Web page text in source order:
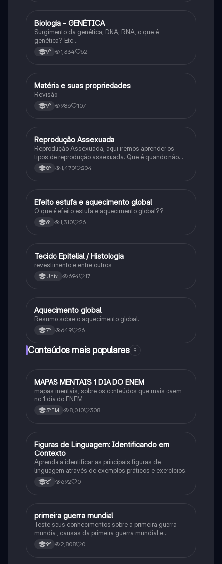
Ciência
Biologia - GENÉTICA
Surgimento da genética, DNA, RNA, o que é
genética? Etc…
9° 1,334 52
Ciência
Matéria e suas propriedades
Revisão
9° 986 107
Ciência
Reprodução Assexuada
Reprodução Assexuada, aqui iremos aprender os
tipos de reprodução assexuada. Que é quando não
ocorre a fusão de gametas.
8° 1,470 204
Ciência
Efeito estufa e aquecimento global
O que é efeito estufa e aquecimento global??
6° 1,310 26
Ciência
Tecido Epitelial / Histologia
revestimento e entre outros
Univ. 694 17
Ciência
Aquecimento global
Resumo sobre o aquecimento global.
7° 649 26
Conteúdos mais populares 9
Português
MAPAS MENTAIS 1 DIA DO ENEM
mapas mentais, sobre os conteúdos que mais caem
no 1 dia do ENEM
3°EM 8,010 308
FPortuguês
Figuras de Linguagem: Identificando em
Contexto
Aprenda a identificar as principais figuras de
linguagem através de exemplos práticos e exercícios.
8° 692 0
História
primeira guerra mundial
Teste seus conhecimentos sobre a primeira guerra
mundial, causas da primeira guerra mundial e
consequências da Primeira Guerra Mundial, fases da
primeira guerra mundial
9° 2,808 0